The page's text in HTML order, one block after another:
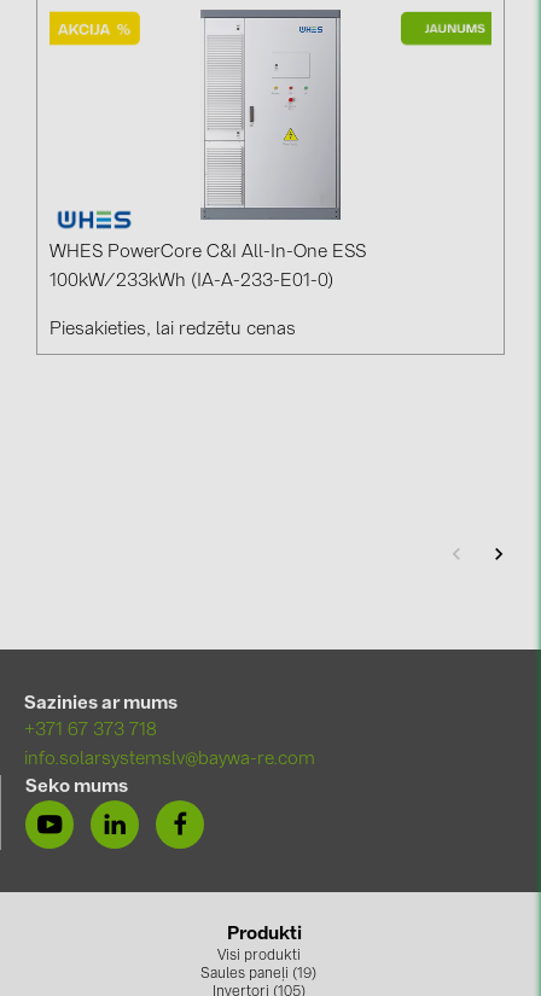
WHES PowerCore C&I All-In-One ESS
100kW/233kWh (IA-A-233-E01-0)
Piesakieties, lai redzētu cenas
Sazinies ar mums
+371 67 373 718
info.solarsystemslv@baywa-re.com
Seko mums
Produkti
Visi produkti
Saules paneļi (19)
Invertori (105)